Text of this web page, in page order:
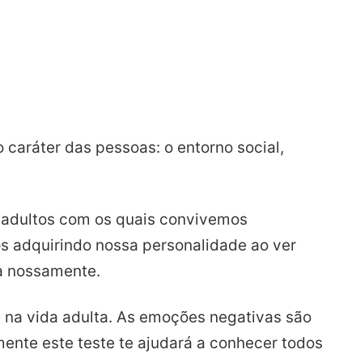
das pessoas: o entorno social,
com os quais convivemos
adquirindo nossa personalidade ao ver
nossamente.
vida adulta. As emoções negativas são
este teste te ajudará a conhecer todos